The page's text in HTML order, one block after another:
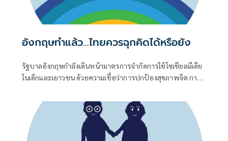
อังกฤษทำแล้ว...ไทยควรฉุกคิดได้หรือยัง
รัฐบาลอังกฤษกำลังเดินหน้ามาตรการจำกัดการใช้โซเชียลมีเดีย
ในเด็กและเยาวชน ด้วยความเชื่อว่าการปกป้องสุขภาพจิต การ
ออนไลน์เติบโตโดยไร้ขอบเขต แม้จะยังมีข้อถกเถียงเรื่องการ
บังคับใช้ แต่ก็สะท้อนให้เห็นว่า หลายประเทศเริ่มมอง "การติด
โซเชียล" เป็นปัญหาสาธารณสุข ไม่ใช่เพียงเรื่องส่วนบุคคล